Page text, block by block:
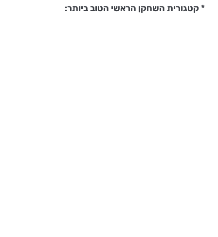
* קטגורית השחקן הראשי הטוב ביותר: